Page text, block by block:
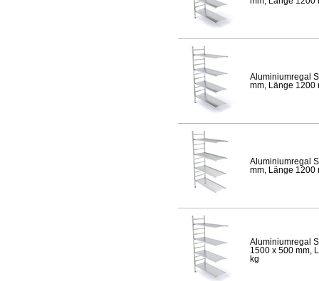
Aluminiumregal
mm, Länge 1200
Aluminiumregal
mm, Länge 1200
Aluminiumregal
1500 x 500 mm,
kg